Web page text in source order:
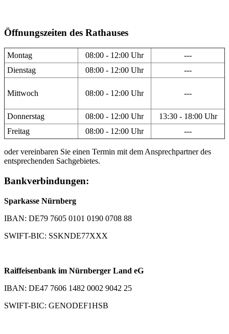
Öffnungszeiten des Rathauses
Montag 08:00 - 12:00 Uhr
---
Dienstag
08:00 - 12:00 Uhr ---
Mittwoch 08:00 - 12:00 Uhr ---
Donnerstag 08:00 - 12:00 Uhr
13:30 - 18:00 Uhr
Freitag
08:00 - 12:00 Uhr ---
oder vereinbaren Sie einen Termin mit dem Ansprechpartner des
entsprechenden Sachgebietes.
Bankverbindungen:
Sparkasse Nürnberg
IBAN: DE79 7605 0101 0190 0708 88
SWIFT-BIC: SSKNDE77XXX
Raiffeisenbank im Nürnberger Land eG
IBAN: DE47 7606 1482 0002 9042 25
SWIFT-BIC: GENODEF1HSB